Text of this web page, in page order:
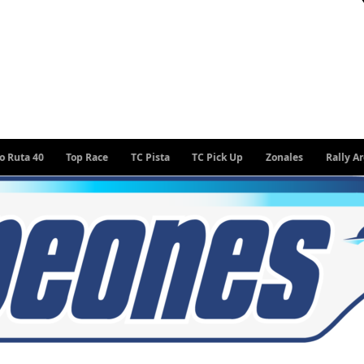
Top Race TC Pista TC Pick Up Zonales Rally Argentino